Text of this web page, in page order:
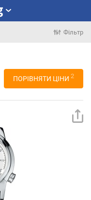
Фільтр
ПОРІВНЯТИ ЦІНИ 2